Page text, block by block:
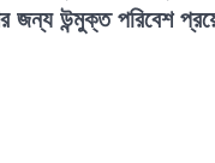
জন্য উন্মুক্ত পরিবেশ